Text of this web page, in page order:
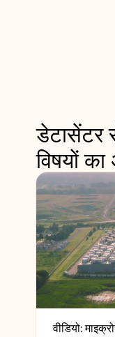
डेटासेंटर
विषयों
वीडियो: